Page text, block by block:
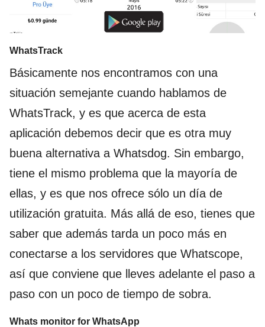
WhatsTrack
Básicamente nos encontramos con una
situación semejante cuando hablamos de
WhatsTrack, y es que acerca de esta
aplicación debemos decir que es otra muy
buena alternativa a Whatsdog. Sin embargo,
tiene el mismo problema que la mayoría de
ellas, y es que nos ofrece sólo un día de
utilización gratuita. Más allá de eso, tienes que
saber que además tarda un poco más en
conectarse a los servidores que Whatscope,
así que conviene que lleves adelante el paso a
paso con un poco de tiempo de sobra.
Whats monitor for WhatsApp